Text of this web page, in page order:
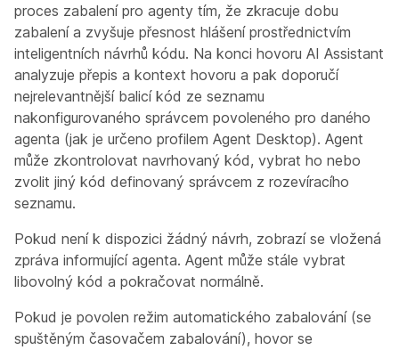
proces zabalení pro agenty tím, že zkracuje dobu
zabalení a zvyšuje přesnost hlášení prostřednictvím
inteligentních návrhů kódu. Na konci hovoru AI Assistant
analyzuje přepis a kontext hovoru a pak doporučí
nejrelevantnější balicí kód ze seznamu
nakonfigurovaného správcem povoleného pro daného
agenta (jak je určeno profilem Agent Desktop). Agent
může zkontrolovat navrhovaný kód, vybrat ho nebo
zvolit jiný kód definovaný správcem z rozevíracího
seznamu.
Pokud není k dispozici žádný návrh, zobrazí se vložená
zpráva informující agenta. Agent může stále vybrat
libovolný kód a pokračovat normálně.
Pokud je povolen režim automatického zabalování (se
spuštěným časovačem zabalování), hovor se